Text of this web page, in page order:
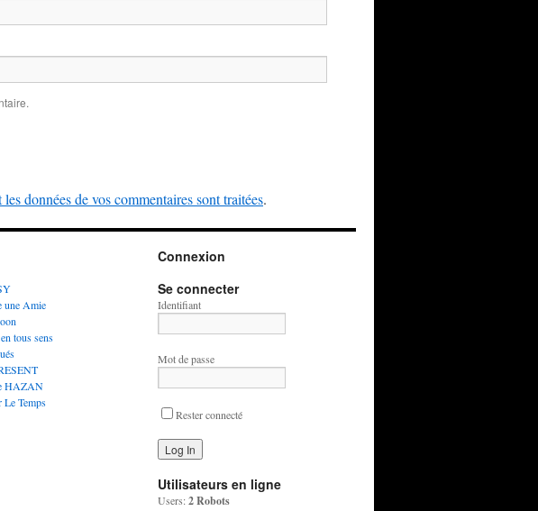
données de vos commentaires sont traitées.
une Amie
tous sens
HAZAN
Le Temps
Connexion
Se connecter
Identifiant
Mot de passe
Rester connecté
Utilisateurs en ligne
Users:2 Robots